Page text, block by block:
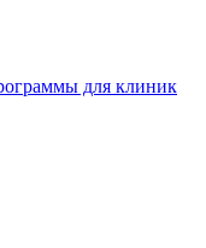
для клиник